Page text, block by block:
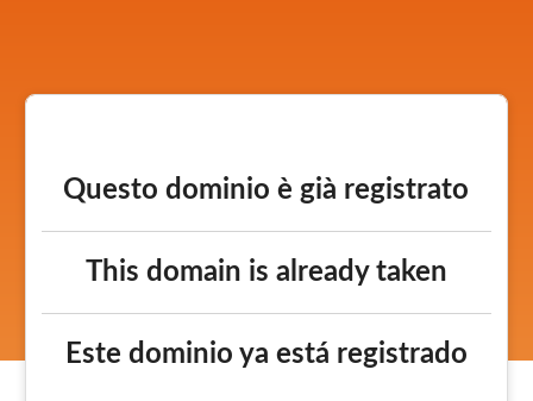
Questo dominio è già registrato
This domain is already taken
Este dominio ya está registrado